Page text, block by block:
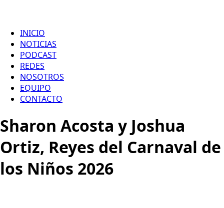
INICIO
NOTICIAS
PODCAST
REDES
NOSOTROS
EQUIPO
CONTACTO
Sharon Acosta y Joshua
Ortiz, Reyes del Carnaval de
los Niños 2026